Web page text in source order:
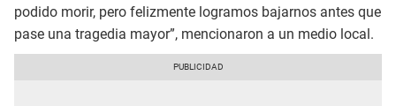
podido morir, pero felizmente logramos bajarnos antes que
pase una tragedia mayor”, mencionaron a un medio local.